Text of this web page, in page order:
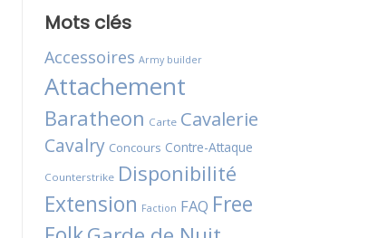
Mots clés
Accessoires Army builder
Attachement
Baratheon Carte Cavalerie
Cavalry Concours Contre-Attaque
Counterstrike Disponibilité
Extension Faction FAQ Free